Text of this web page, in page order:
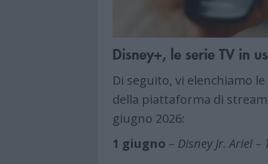
Disney+, le serie TV in
Di seguito, vi elenchiamo
della piattaforma di
giugno 2026:
1 giugno – Disney Jr. Ariel